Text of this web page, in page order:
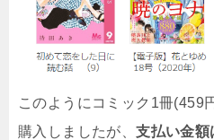
このようにコミック1冊(459
購入しましたが、支払い金